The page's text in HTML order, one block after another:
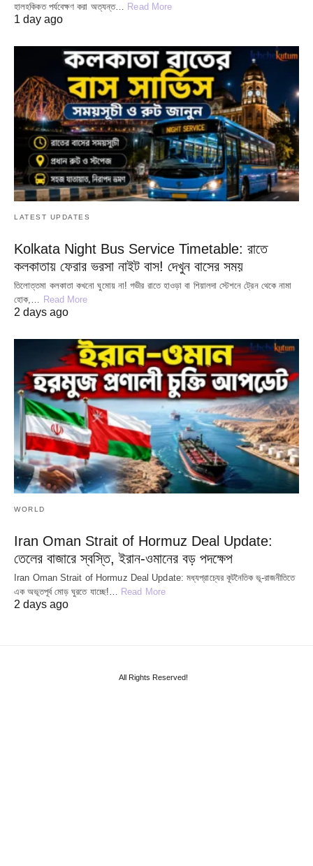
হালহকিকত পর্যবেক্ষণ করা অত্যন্ত…
Read More
1 day ago
LATEST UPDATES
Kolkata Night Bus Service Timetable: রাতে
কলকাতায় ফেরার ভরসা নাইট বাস! দেখুন বাসের সময়
তিলোত্তমা কলকাতা কখনো ঘুমোয় না! গভীর রাতে হাওড়া বা শিয়ালদা স্টেশনে ট্রেন থেকে নামা
হোক,… Read More
2 days ago
WORLD
Iran Oman Strait of Hormuz Deal Update:
তেলের বাজারে স্বস্তি, ইরান-ওমানের বড় পদক্ষেপ
Iran Oman Strait of Hormuz Deal Update: মধ্যপ্রাচ্যের কূটনৈতিক ভূ-রাজনীতিতে
এক অভূতপূর্ব মোড় ঘুরতে যাচ্ছে!… Read More
2 days ago
All Rights Reserved!